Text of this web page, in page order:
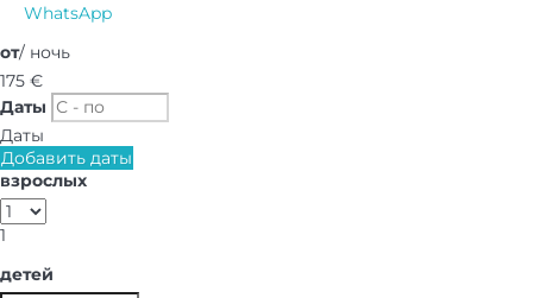
WhatsApp
от/ ночь
175 €
Даты
Даты
Добавить даты
взрослых
1
детей